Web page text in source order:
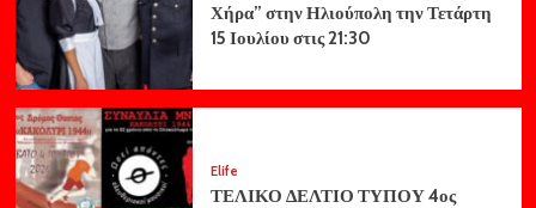
Χήρα” στην Ηλιούπολη την Τετάρτη
15 Ιουλίου στις 21:30
Elife
ΤΕΛΙΚΟ ΔΕΛΤΙΟ ΤΥΠΟΥ 4ος